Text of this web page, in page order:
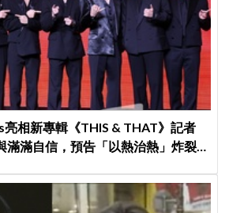
亮相新專輯《THIS & THAT》記者
滿滿自信，預告「以熱治熱」炸裂夏